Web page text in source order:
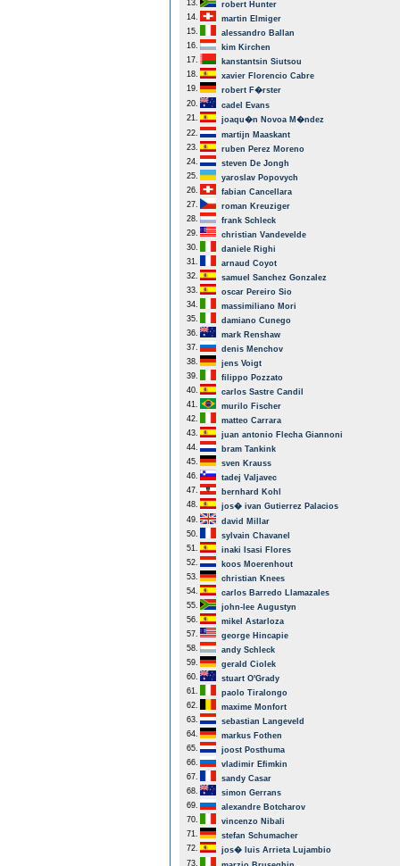
13.
robert Hunter
14.
martin Elmiger
15.
alessandro Ballan
16.
kim Kirchen
17.
kanstantsin Siutsou
18.
xavier Florencio Cabre
19.
robert F�rster
20.
cadel Evans
21.
joaqu�n Novoa M�ndez
22.
martijn Maaskant
23.
ruben Perez Moreno
24.
steven De Jongh
25.
yaroslav Popovych
26.
fabian Cancellara
27.
roman Kreuziger
28.
frank Schleck
29.
christian Vandevelde
30.
daniele Righi
31.
arnaud Coyot
32.
samuel Sanchez Gonzalez
33.
oscar Pereiro Sio
34.
massimiliano Mori
35.
damiano Cunego
36.
mark Renshaw
37.
denis Menchov
38.
jens Voigt
39.
filippo Pozzato
40.
carlos Sastre Candil
41.
murilo Fischer
42.
matteo Carrara
43.
juan antonio Flecha Giannoni
44.
bram Tankink
45.
sven Krauss
46.
tadej Valjavec
47.
bernhard Kohl
48.
jos� ivan Gutierrez Palacios
49.
david Millar
50.
sylvain Chavanel
51.
inaki Isasi Flores
52.
koos Moerenhout
53.
christian Knees
54.
carlos Barredo Llamazales
55.
john-lee Augustyn
56.
mikel Astarloza
57.
george Hincapie
58.
andy Schleck
59.
gerald Ciolek
60.
stuart O'Grady
61.
paolo Tiralongo
62.
maxime Monfort
63.
sebastian Langeveld
64.
markus Fothen
65.
joost Posthuma
66.
vladimir Efimkin
67.
sandy Casar
68.
simon Gerrans
69.
alexandre Botcharov
70.
vincenzo Nibali
71.
stefan Schumacher
72.
jos� luis Arrieta Lujambio
73.